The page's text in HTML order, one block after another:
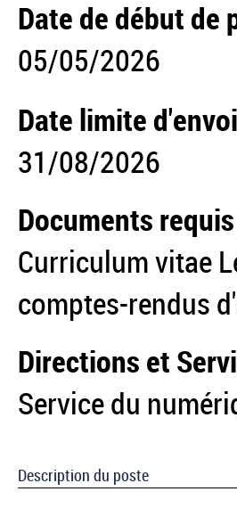
Date de début de
05/05/2026
Date limite
31/08/2026
Documents
Curriculum vitae
comptes-rendus
Directions et
Service du
Description du poste